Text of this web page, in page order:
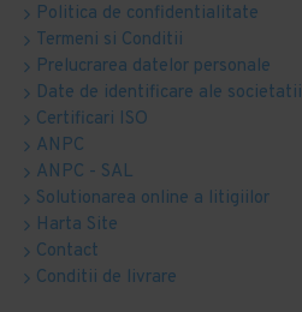
Politica de confidentialitate
Termeni si Conditii
Prelucrarea datelor personale
Date de identificare ale societatii
Certificari ISO
ANPC
ANPC - SAL
Solutionarea online a litigiilor
Harta Site
Contact
Conditii de livrare